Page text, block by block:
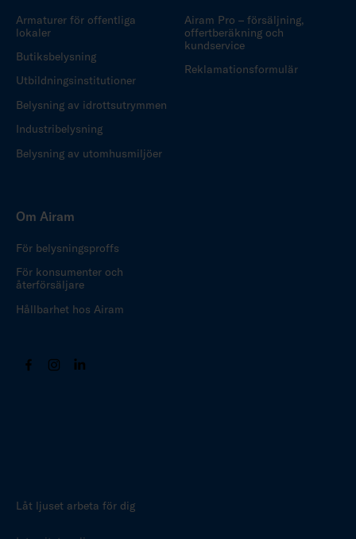
Armaturer för offentliga
lokaler
Butiksbelysning
Utbildningsinstitutioner
Belysning av idrottsutrymmen
Industribelysning
Belysning av utomhusmiljöer
Airam Pro – försäljning,
offertberäkning och
kundservice
Reklamationsformulär
Om Airam
För belysningsproffs
För konsumenter och
återförsäljare
Hållbarhet hos Airam
Låt ljuset arbeta för dig